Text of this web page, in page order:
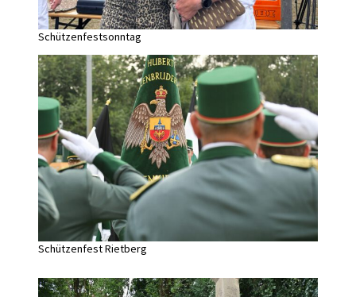
Schützenfestsonntag
Schützenfest Rietberg